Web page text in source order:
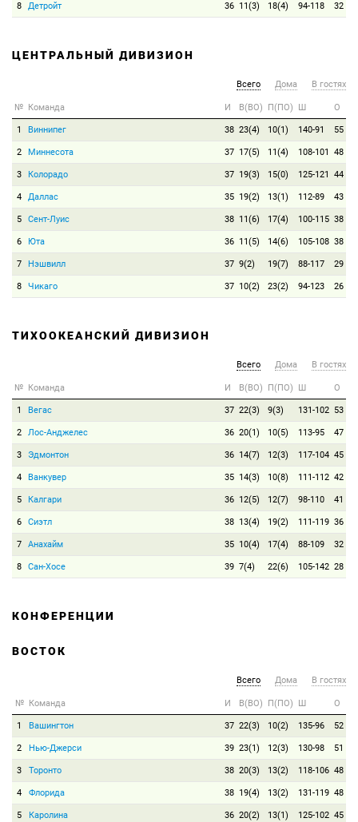
8 Детройт 36 11(3) 18(4) 94-118 32
ЦЕНТРАЛЬНЫЙ ДИВИЗИОН
Всего Дома В гостях
№ Команда И В(ВО) П(ПО) Ш О
1 Виннипег 38 23(4) 10(1) 140-91 55
2 Миннесота 37 17(5) 11(4) 108-101 48
3 Колорадо 37 19(3) 15(0) 125-121 44
4 Даллас 35 19(2) 13(1) 112-89 43
5 Сент-Луис 38 11(6) 17(4) 100-115 38
6 Юта 36 11(5) 14(6) 105-108 38
7 Нэшвилл 37 9(2) 19(7) 88-117 29
8 Чикаго 37 10(2) 23(2) 94-123 26
ТИХООКЕАНСКИЙ ДИВИЗИОН
Всего Дома В гостях
№ Команда И В(ВО) П(ПО) Ш О
1 Вегас 37 22(3) 9(3) 131-102 53
2 Лос-Анджелес 36 20(1) 10(5) 113-95 47
3 Эдмонтон 36 14(7) 12(3) 117-104 45
4 Ванкувер 35 14(3) 10(8) 111-112 42
5 Калгари 36 12(5) 12(7) 98-110 41
6 Сиэтл 38 13(4) 19(2) 111-119 36
7 Анахайм 35 10(4) 17(4) 88-109 32
8 Сан-Хосе 39 7(4) 22(6) 105-142 28
КОНФЕРЕНЦИИ
ВОСТОК
Всего Дома В гостях
№ Команда И В(ВО) П(ПО) Ш О
1 Вашингтон 37 22(3) 10(2) 135-96 52
2 Нью-Джерси 39 23(1) 12(3) 130-98 51
3 Торонто 38 20(3) 13(2) 118-106 48
4 Флорида 38 19(4) 13(2) 131-119 48
5 Каролина 36 20(2) 13(1) 125-102 45